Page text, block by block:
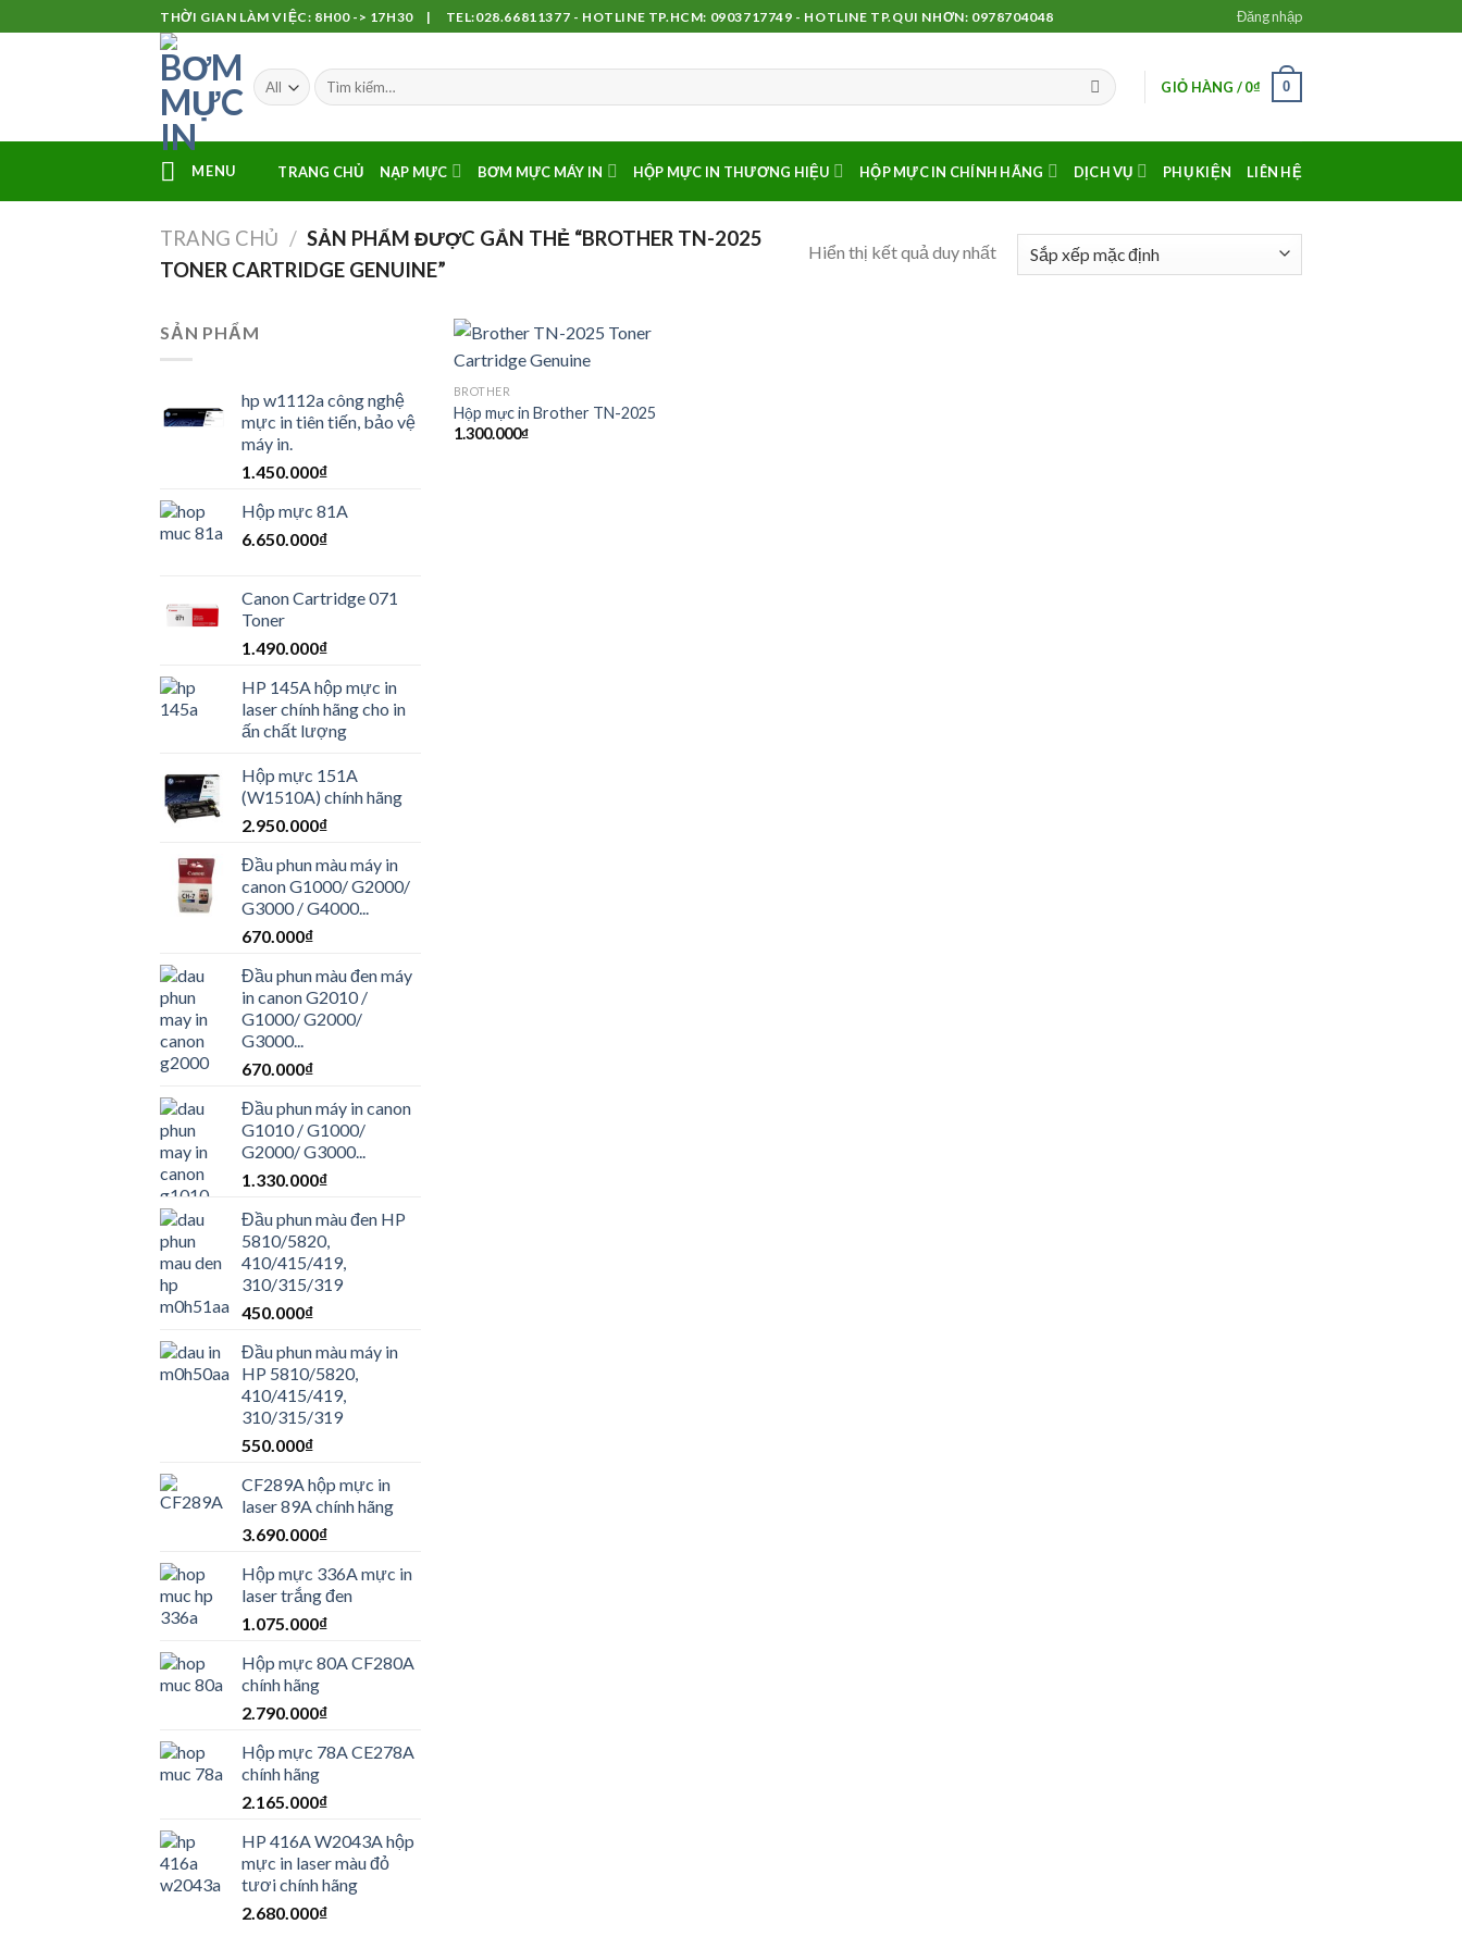
to
THỜI GIAN LÀM VIỆC: 8H00 -> 17H30 | TEL:028.66811377 - HOTLINE TP.HCM: 0903717749 - HOTLINE TP.QUI NHƠN: 0978704048 Đăng nhập
GIỎ HÀNG /0₫ 0
MENU TRANG CHỦ NẠP MỰC BƠM MỰC MÁY IN HỘP MỰC IN THƯƠNG HIỆU HỘP MỰC IN CHÍNH HÃNG DỊCH VỤ PHỤ KIỆN LIÊN HỆ
TRANG CHỦ / SẢN PHẨM ĐƯỢC GẮN THẺ “BROTHER TN-2025
TONER CARTRIDGE GENUINE”
Hiển thị kết quả duy nhất
SẢN PHẨM
hp w1112a công nghệ
mực in tiên tiến, bảo vệ
máy in.
1.450.000₫
Hộp mực 81A
6.650.000₫
Canon Cartridge 071
Toner
1.490.000₫
HP 145A hộp mực in
laser chính hãng cho in
ấn chất lượng
Hộp mực 151A
(W1510A) chính hãng
2.950.000₫
Đầu phun màu máy in
canon G1000/ G2000/
G3000 / G4000...
670.000₫
Đầu phun màu đen máy
in canon G2010 /
G1000/ G2000/
G3000...
670.000₫
Đầu phun máy in canon
G1010 / G1000/
G2000/ G3000...
1.330.000₫
Đầu phun màu đen HP
5810/5820,
410/415/419,
310/315/319
450.000₫
Đầu phun màu máy in
HP 5810/5820,
410/415/419,
310/315/319
550.000₫
CF289A hộp mực in
laser 89A chính hãng
3.690.000₫
Hộp mực 336A mực in
laser trắng đen
1.075.000₫
Hộp mực 80A CF280A
chính hãng
2.790.000₫
Hộp mực 78A CE278A
chính hãng
2.165.000₫
HP 416A W2043A hộp
mực in laser màu đỏ
tươi chính hãng
2.680.000₫
BROTHER
Hộp mực in Brother TN-2025
1.300.000₫